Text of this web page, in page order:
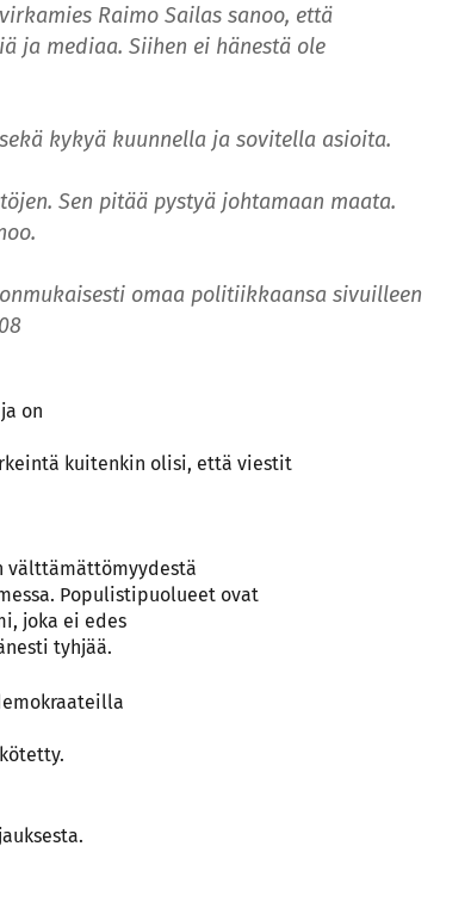
Raimo Sailas sanoo, että
ja mediaa. Siihen ei hänestä ole
kykyä kuunnella ja sovitella asioita.
Sen pitää pystyä johtamaan maata.
omaa politiikkaansa sivuilleen
on
kuitenkin olisi, että viestit
välttämättömyydestä
Populistipuolueet ovat
joka ei edes
tyhjää.